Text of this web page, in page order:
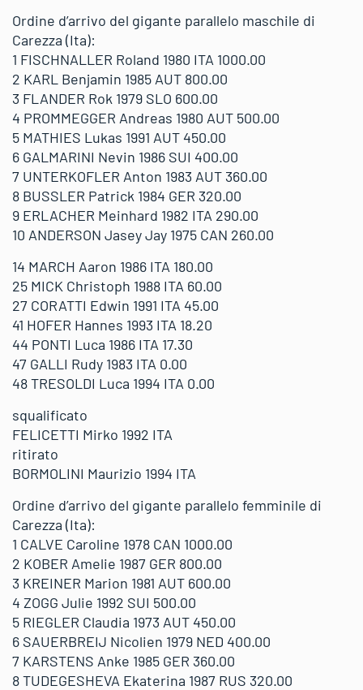
Ordine d’arrivo del gigante parallelo maschile di
Carezza (Ita):
1 FISCHNALLER Roland 1980 ITA 1000.00
2 KARL Benjamin 1985 AUT 800.00
3 FLANDER Rok 1979 SLO 600.00
4 PROMMEGGER Andreas 1980 AUT 500.00
5 MATHIES Lukas 1991 AUT 450.00
6 GALMARINI Nevin 1986 SUI 400.00
7 UNTERKOFLER Anton 1983 AUT 360.00
8 BUSSLER Patrick 1984 GER 320.00
9 ERLACHER Meinhard 1982 ITA 290.00
10 ANDERSON Jasey Jay 1975 CAN 260.00
14 MARCH Aaron 1986 ITA 180.00
25 MICK Christoph 1988 ITA 60.00
27 CORATTI Edwin 1991 ITA 45.00
41 HOFER Hannes 1993 ITA 18.20
44 PONTI Luca 1986 ITA 17.30
47 GALLI Rudy 1983 ITA 0.00
48 TRESOLDI Luca 1994 ITA 0.00
squalificato
FELICETTI Mirko 1992 ITA
ritirato
BORMOLINI Maurizio 1994 ITA
Ordine d’arrivo del gigante parallelo femminile di
Carezza (Ita):
1 CALVE Caroline 1978 CAN 1000.00
2 KOBER Amelie 1987 GER 800.00
3 KREINER Marion 1981 AUT 600.00
4 ZOGG Julie 1992 SUI 500.00
5 RIEGLER Claudia 1973 AUT 450.00
6 SAUERBREIJ Nicolien 1979 NED 400.00
7 KARSTENS Anke 1985 GER 360.00
8 TUDEGESHEVA Ekaterina 1987 RUS 320.00